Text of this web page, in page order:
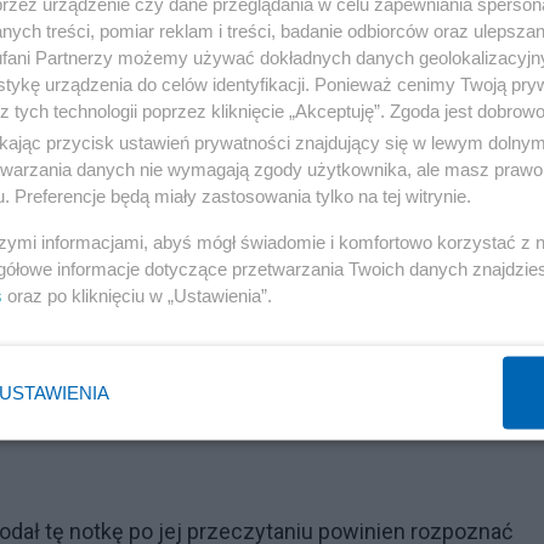
Potrzebny jest zamiast człowieka anioł który
być możliwe nie rozpoznaje jako powodu do
jak coś jest możliwe to oznacza to że w tym
I on nigdy nie stracił komfortu personalnego
Księgę genesis nowotworu medycznego otwiera
zamiast boże, tak twierdzi nasza wreszcie
refund która nie może zawieźć tzn zaniechać dodania
To dodanie zasługuje na powagę totalną a u
nie może tu za chwilę zawieść tak człowieczo, tak
warunków koniecznych do spełnienia
nowina. A ten tekst jest po prostu po to, żeby mógł
tę notkę po jej przeczytaniu powinien rozpoznać
treści, pomiar reklam i treści, badanie odbiorców oraz
Partnerzy możemy używać dokładnych danych
urządzenia do celów identyfikacji. Ponieważ cenimy Twoją
tych technologii poprzez kliknięcie „Akceptuję”. Zgoda jest
przycisk ustawień prywatności znajdujący się w lewym
danych nie wymagają zgody użytkownika, ale masz
Preferencje będą miały zastosowania tylko na tej witrynie.
informacjami, abyś mógł świadomie i komfortowo korzystać z
informacje dotyczące przetwarzania Twoich danych
oraz po kliknięciu w „Ustawienia”.
USTAWIENIA